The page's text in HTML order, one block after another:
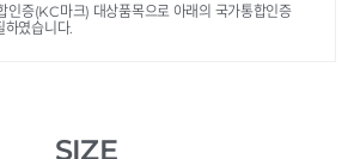
인증(KC마크) 대상품목으로 아래의 국가통합인증
였습니다.
SIZE